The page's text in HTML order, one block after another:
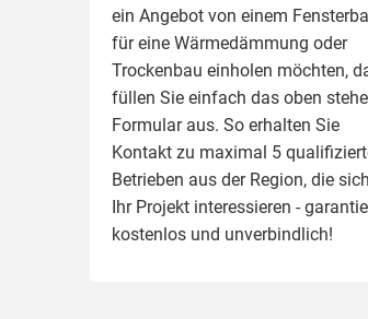
ein Angebot von einem
für eine Wärmedämmung oder
Trockenbau einholen möchten,
füllen Sie einfach das oben
Formular aus. So erhalten Sie
Kontakt zu maximal 5
Betrieben aus der Region, die
Ihr Projekt interessieren -
kostenlos und unverbindlich!